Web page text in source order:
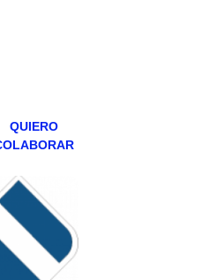
QUIERO